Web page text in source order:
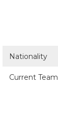
Nationality
Current Team